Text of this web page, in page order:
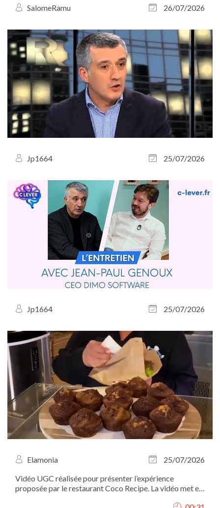
SalomeRamu 26/07/2026
Jp1664 25/07/2026
Jp1664 25/07/2026
Elamonia
25/07/2026
Vidéo UGC réalisée pour présenter l’expérience
proposée par le restaurant Coco Recipe. La vidéo met en